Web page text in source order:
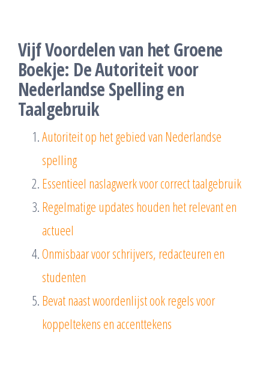
Vijf Voordelen van het Groene
Boekje: De Autoriteit voor
Nederlandse Spelling en
Taalgebruik
Autoriteit op het gebied van Nederlandse
spelling
Essentieel naslagwerk voor correct taalgebruik
Regelmatige updates houden het relevant en
actueel
Onmisbaar voor schrijvers, redacteuren en
studenten
Bevat naast woordenlijst ook regels voor
koppeltekens en accenttekens